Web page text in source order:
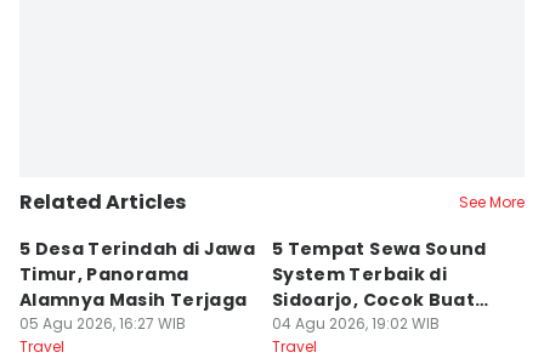
Related Articles See More
5 Desa Terindah di Jawa
Timur, Panorama
Alamnya Masih Terjaga
05 Agu 2026, 16:27 WIB
Travel
5 Tempat Sewa Sound
System Terbaik di
Sidoarjo, Cocok Buat
Agustusan
04 Agu 2026, 19:02 WIB
Travel